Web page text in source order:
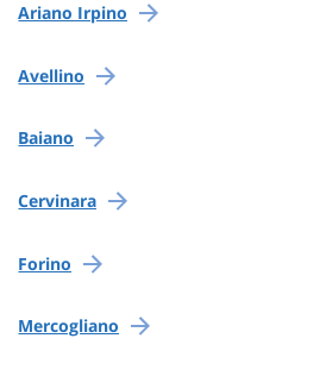
Ariano Irpino
Avellino
Baiano
Cervinara
Forino
Mercogliano